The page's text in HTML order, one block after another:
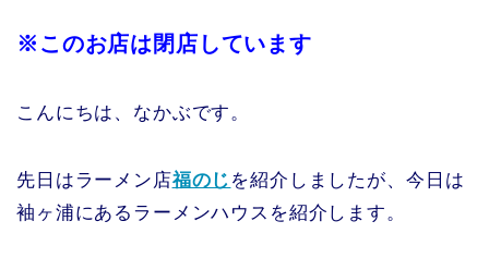
※このお店は閉店しています
こんにちは、なかぶです。
先日はラーメン店福のじ を紹介しましたが、今日は
袖ヶ浦にあるラーメンハウスを紹介します。